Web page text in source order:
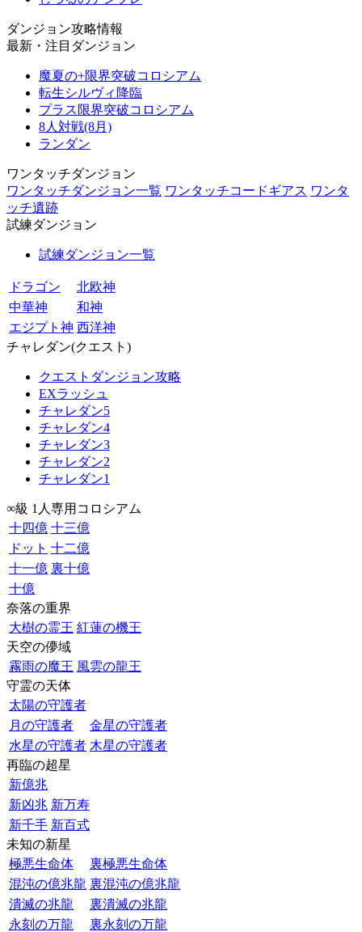
ダンジョン攻略情報
最新・注目ダンジョン
魔夏の+限界突破コロシアム
転生シルヴィ降臨
プラス限界突破コロシアム
8人対戦(8月)
ランダン
ワンタッチダンジョン
ワンタッチダンジョン一覧 ワンタッチコードギアス ワンタ
ッチ遺跡
試練ダンジョン
試練ダンジョン一覧
ドラゴン
北欧神
中華神
和神
エジプト神 西洋神
チャレダン(クエスト)
クエストダンジョン攻略
EXラッシュ
チャレダン5
チャレダン4
チャレダン3
チャレダン2
チャレダン1
∞級 1人専用コロシアム
十四億 十三億
ドット 十二億
十一億 裏十億
十億
奈落の重界
大樹の霊王 紅蓮の機王
天空の儚域
霧雨の魔王 風雲の龍王
守霊の天体
太陽の守護者
月の守護者
金星の守護者
水星の守護者 木星の守護者
再臨の超星
新億兆
新凶兆 新万寿
新千手 新百式
未知の新星
極悪生命体
裏極悪生命体
混沌の億兆龍 裏混沌の億兆龍
潰滅の兆龍
裏潰滅の兆龍
永刻の万龍
裏永刻の万龍